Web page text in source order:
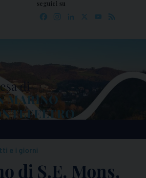
seguici su
Facebook
Instagram
LinkedIn YouTube
e i giorni
di S.E. Mons.